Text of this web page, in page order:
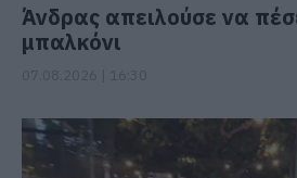
Άνδρας απειλούσε να
μπαλκόνι